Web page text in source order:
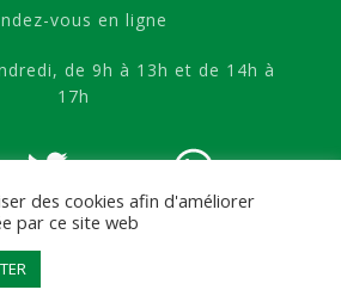
vous en ligne
de 9h à 13h et de 14h à
17h
de la République du Sénégal à Bruxelles
des cookies afin d'améliorer
par ce site web